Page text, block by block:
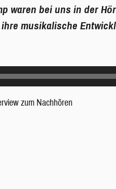
waren bei uns in der
musikalische
zum Nachhören